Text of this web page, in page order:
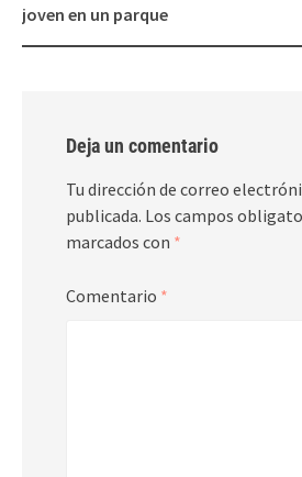
navigation
joven en un parque
Deja un comentario
Tu dirección de correo
publicada. Los campos
marcados con *
Comentario *